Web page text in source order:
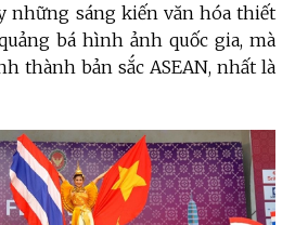
những sáng kiến văn hóa thiết
bá hình ảnh quốc gia, mà
thành bản sắc ASEAN, nhất là